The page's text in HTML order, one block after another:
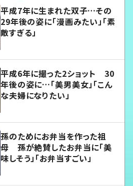
平成7年に生まれた双子…その
29年後の姿に「漫画みたい」「素
敵すぎる」
平成6年に撮った2ショット 30
年後の姿に…「美男美女」「こん
な夫婦になりたい」
孫のためにお弁当を作った祖
母 孫が絶賛したお弁当に「美
味しそう」「お弁当すごい」